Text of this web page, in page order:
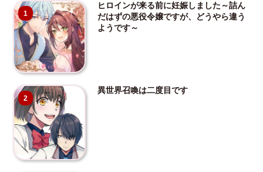
1
ヒロインが来る前に妊娠しました～詰ん
だはずの悪役令嬢ですが、どうやら違う
ようです～
2
異世界召喚は二度目です